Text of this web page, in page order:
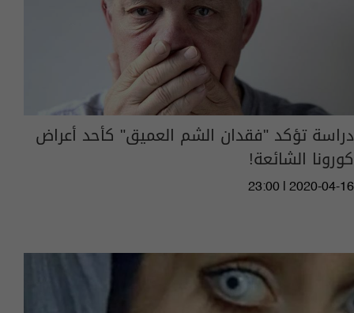
دراسة تؤكد "فقدان الشم العميق" كأحد أعراض
كورونا الشائعة!
23:00 | 2020-04-16